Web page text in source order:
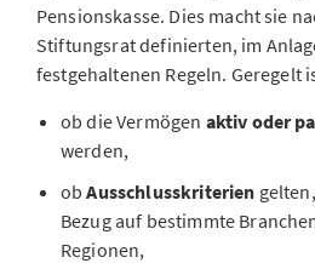
Pensionskasse. Dies macht sie
Stiftungsrat definierten, im
festgehaltenen Regeln. Geregelt
ob die Vermögen aktiv oder
werden,
obAusschlusskriterien
Bezug auf bestimmte
Regionen,